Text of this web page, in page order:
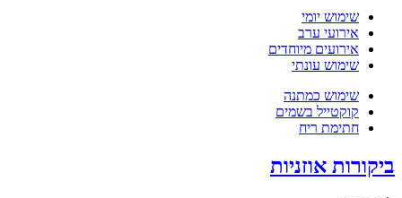
שימוש יומי
אירועי ערב
אירועים מיוחדים
שימוש עונתי
שימוש כמתנה
קוקטייל בשמים
חתימת ריח
ביקורות אוזניות